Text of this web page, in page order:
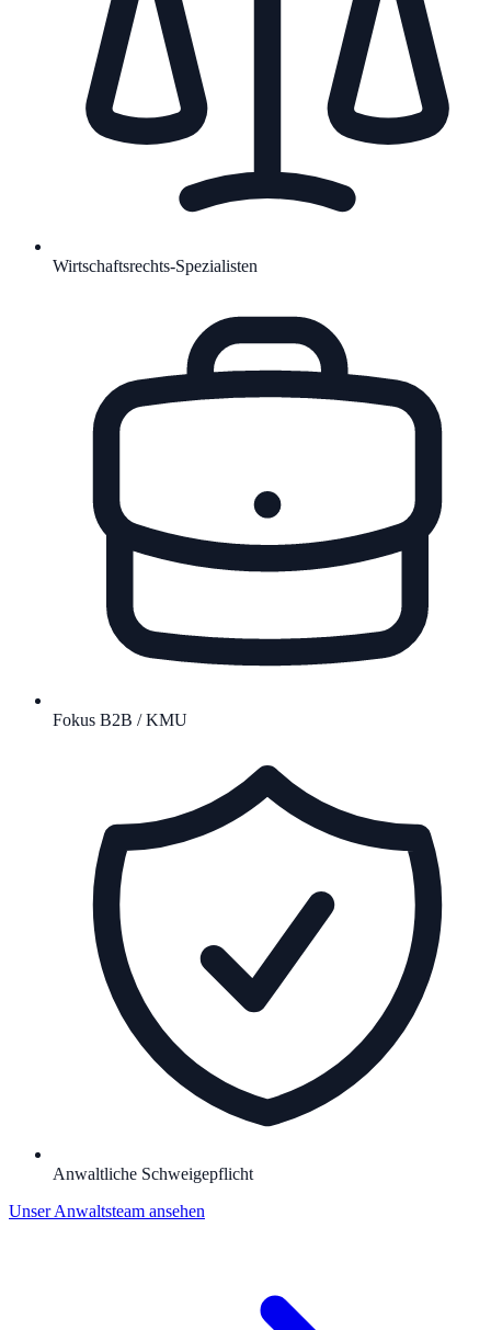
Wirtschaftsrechts-Spezialisten
Fokus B2B / KMU
Anwaltliche Schweigepflicht
Unser Anwaltsteam ansehen